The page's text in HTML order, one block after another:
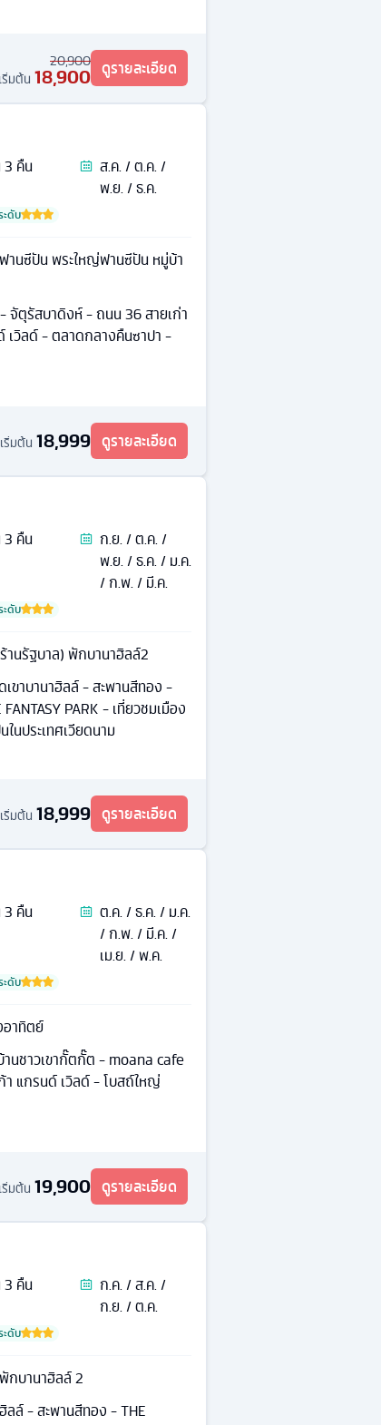
20,900
เริ่มต้น 18,900 ดูรายละเอียด
3 คืน
ส.ค. / ต.ค. /
พ.ย. / ธ.ค.
ดับ
านซีปัน พระใหญ่ฟานซีปัน หมู่บ้า
จัตุรัสบาดิงห์ - ถนน 36 สายเก่า
เวิลด์ - ตลาดกลางคืนซาปา -
เริ่มต้น 18,999 ดูรายละเอียด
3 คืน
ก.ย. / ต.ค. /
พ.ย. / ธ.ค. / ม.ค.
/ ก.พ. / มี.ค.
ดับ
านรัฐบาล) พักบานาฮิลล์2
ขาบานาฮิลล์ - สะพานสีทอง -
PARK - เที่ยวชมเมือง
ประเทศเวียดนาม
เริ่มต้น 18,999 ดูรายละเอียด
3 คืน
ต.ค. / ธ.ค. / ม.ค.
/ ก.พ. / มี.ค. /
เม.ย. / พ.ค.
ดับ
อาทิตย์
นชาวเขากั๊ตกั๊ต - moana cafe
แกรนด์ เวิลด์ - โบสถ์ใหญ่
เริ่มต้น 19,900 ดูรายละเอียด
3 คืน
ก.ค. / ส.ค. /
ก.ย. / ต.ค.
ดับ
กบานาฮิลล์ 2
ล์ - สะพานสีทอง - THE